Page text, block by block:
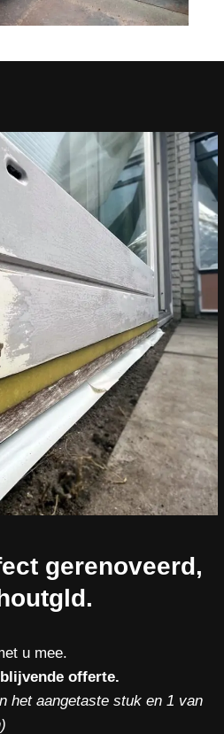
gerenoveerd,
u mee.
offerte.
het aangetaste stuk en 1 van